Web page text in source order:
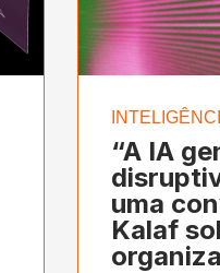
“A IA
uma
Kalaf